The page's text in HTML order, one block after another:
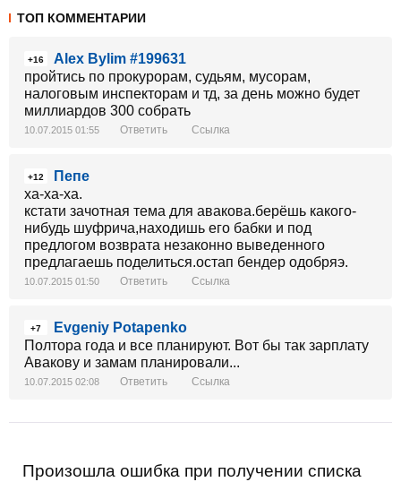
ТОП КОММЕНТАРИИ
+16
Alex Bylim #199631
пройтись по прокурорам, судьям, мусорам,
налоговым инспекторам и тд, за день можно будет
миллиардов 300 собрать
10.07.2015 01:55 Ответить Ссылка
+12
Пепе
ха-ха-ха.
кстати зачотная тема для авакова.берёшь какого-
нибудь шуфрича,находишь его бабки и под
предлогом возврата незаконно выведенного
предлагаешь поделиться.остап бендер одобряэ.
10.07.2015 01:50 Ответить Ссылка
+7
Evgeniy Potapenko
Полтора года и все планируют. Вот бы так зарплату
Авакову и замам планировали...
10.07.2015 02:08 Ответить Ссылка
Произошла ошибка при получении списка